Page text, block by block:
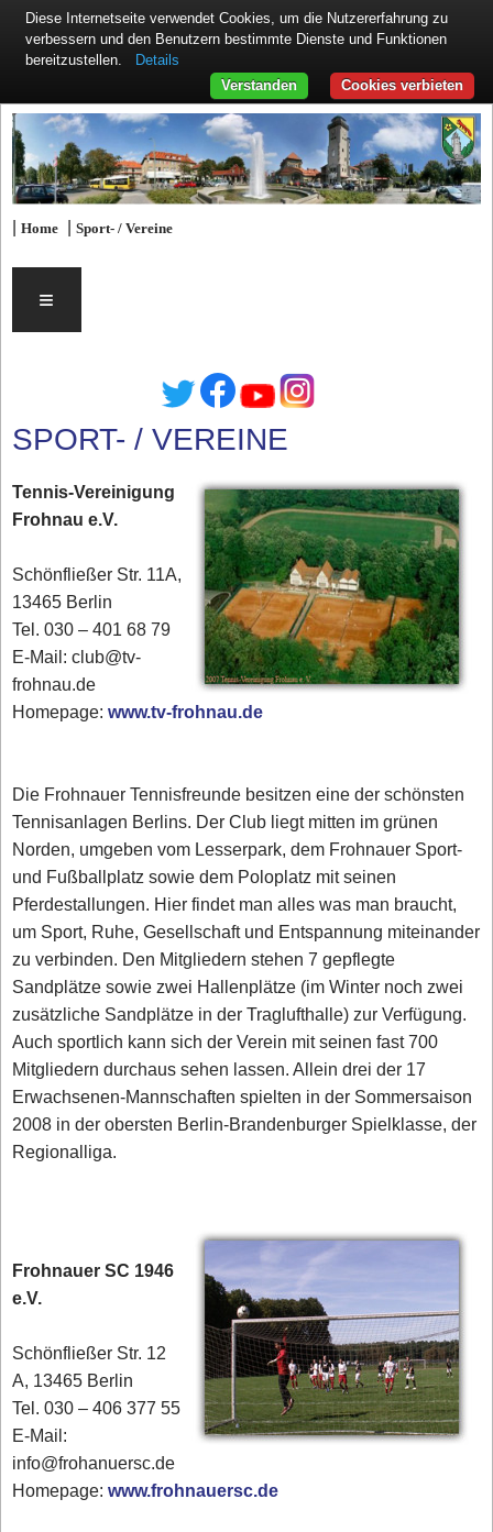
|Home |Sport- / Vereine
≡
SPORT- / VEREINE
Tennis-Vereinigung
Frohnau e.V.
Schönfließer Str. 11A,
13465 Berlin
Tel. 030 – 401 68 79
E-Mail: club@tv-
frohnau.de
Homepage:www.tv-frohnau.de
Die Frohnauer Tennisfreunde besitzen eine der schönsten
Tennisanlagen Berlins. Der Club liegt mitten im grünen
Norden, umgeben vom Lesserpark, dem Frohnauer Sport-
und Fußballplatz sowie dem Poloplatz mit seinen
Pferdestallungen. Hier findet man alles was man braucht,
um Sport, Ruhe, Gesellschaft und Entspannung miteinander
zu verbinden. Den Mitgliedern stehen 7 gepflegte
Sandplätze sowie zwei Hallenplätze (im Winter noch zwei
zusätzliche Sandplätze in der Traglufthalle) zur Verfügung.
Auch sportlich kann sich der Verein mit seinen fast 700
Mitgliedern durchaus sehen lassen. Allein drei der 17
Erwachsenen-Mannschaften spielten in der Sommersaison
2008 in der obersten Berlin-Brandenburger Spielklasse, der
Regionalliga.
Frohnauer SC 1946
e.V.
Schönfließer Str. 12
A, 13465 Berlin
Tel. 030 – 406 377 55
E-Mail:
info@frohanuersc.de
Homepage:www.frohnauersc.de
Diese Internetseite verwendet Cookies, um die Nutzererfahrung zu
verbessern und den Benutzern bestimmte Dienste und Funktionen
bereitzustellen.
Details
Cookies verbieten
Verstanden